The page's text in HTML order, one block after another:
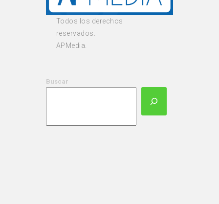
Todos los derechos
reservados.
APMedia.
Buscar